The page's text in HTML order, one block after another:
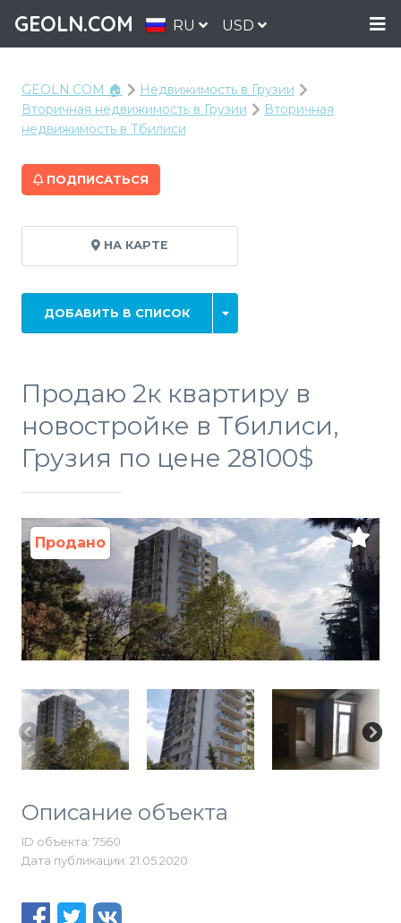
GEOLN.COM RU USD
GEOLN.COM 🏠
Недвижимость в Грузии
Вторичная недвижимость в Грузии
Вторичная
недвижимость в Тбилиси
ПОДПИСАТЬСЯ
НА КАРТЕ
ДОБАВИТЬ В СПИСОК
Продаю 2к квартиру в
новостройке в Тбилиси,
Грузия по цене 28100$
Продано
Описание объекта
ID объекта: 7560
Дата публикации: 21.05.2020